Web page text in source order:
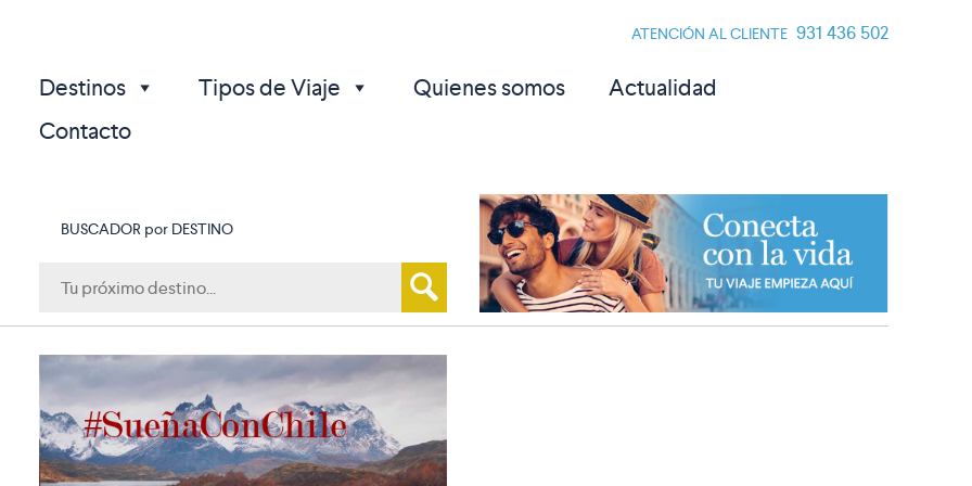
ATENCIÓN AL CLIENTE 931 436 502
Destinos Tipos de Viaje Quienes somos
Actualidad
Contacto
BUSCADOR por DESTINO
p